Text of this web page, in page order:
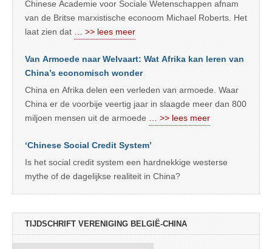
Chinese Academie voor Sociale Wetenschappen afnam
van de Britse marxistische econoom Michael Roberts. Het
laat zien dat
… >> lees meer
Van Armoede naar Welvaart: Wat Afrika kan leren van
China’s economisch wonder
China en Afrika delen een verleden van armoede. Waar
China er de voorbije veertig jaar in slaagde meer dan 800
miljoen mensen uit de armoede
… >> lees meer
‘Chinese Social Credit System’
Is het social credit system een hardnekkige westerse
mythe of de dagelijkse realiteit in China?
TIJDSCHRIFT VERENIGING BELGIË-CHINA